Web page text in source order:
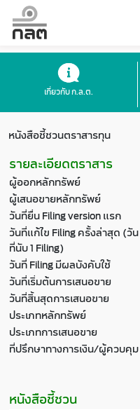
เกี่ยวกับ ก.ล.ต.
หนังสือชี้ชวนตราสารทุน
รายละเอียดตราสาร
ผู้ออกหลักทรัพย์
ผู้เสนอขายหลักทรัพย์
วันที่ยื่น Filing version แรก
วันที่แก้ไข Filing ครั้งล่าสุด (วัน
ที่นับ 1 Filing)
วันที่ Filing มีผลบังคับใช้
วันที่เริ่มต้นการเสนอขาย
วันที่สิ้นสุดการเสนอขาย
ประเภทหลักทรัพย์
ประเภทการเสนอขาย
ที่ปรึกษาทางการเงิน/ผู้ควบคุม
หนังสือชี้ชวน